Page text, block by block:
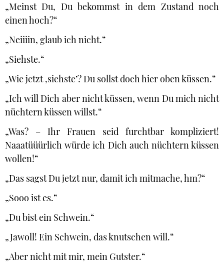
„Meinst Du, Du bekommst in dem Zustand noch
einen hoch?“
„Neiiiin, glaub ich nicht.“
„Siehste.“
„Wie jetzt ‚siehste’? Du sollst doch hier oben küssen.“
„Ich will Dich aber nicht küssen, wenn Du mich nicht
nüchtern küssen willst.“
„Was? – Ihr Frauen seid furchtbar kompliziert!
Naaatüüürlich würde ich Dich auch nüchtern küssen
wollen!“
„Das sagst Du jetzt nur, damit ich mitmache, hm?“
„Sooo ist es.“
„Du bist ein Schwein.“
„Jawoll! Ein Schwein, das knutschen will.“
„Aber nicht mit mir, mein Gutster.“